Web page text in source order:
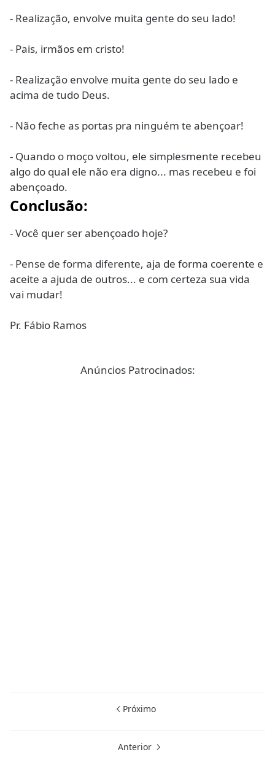
- Realização, envolve muita gente do seu lado!
- Pais, irmãos em cristo!
- Realização envolve muita gente do seu lado e
acima de tudo Deus.
- Não feche as portas pra ninguém te abençoar!
- Quando o moço voltou, ele simplesmente recebeu
algo do qual ele não era digno... mas recebeu e foi
abençoado.
Conclusão:
- Você quer ser abençoado hoje?
- Pense de forma diferente, aja de forma coerente e
aceite a ajuda de outros... e com certeza sua vida
vai mudar!
Pr. Fábio Ramos
Anúncios Patrocinados:
Próximo
Anterior